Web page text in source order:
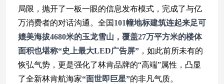
局限，抛开了一板一眼的信息发布模式，完成了与亿
万消费者的对话沟通。全国101幢地标建筑连起来足可
媲美海拔4680米的玉龙雪山，覆盖27万平方米的楼体
面积也堪称“史上最大LED广告屏” ，如此前所未有的
恢弘气势，更是强化了林肯品牌的“高端”属性，凸显
了全新林肯航海家“面世即巨星”的非凡气质。